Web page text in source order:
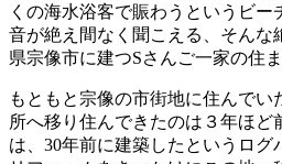
くの海水浴客で賑わうというビ
音が絶え間なく聞こえる、そんな
県宗像市に建つSさんご一家の住ま
もともと宗像の市街地に住んで
所へ移り住んできたのは３年ほど
は、30年前に建築したというロ